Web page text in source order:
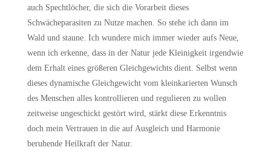
auch Spechtlöcher, die sich die Vorarbeit dieses
Schwächeparasiten zu Nutze machen. So stehe ich dann im
Wald und staune. Ich wundere mich immer wieder aufs Neue,
wenn ich erkenne, dass in der Natur jede Kleinigkeit irgendwie
dem Erhalt eines größeren Gleichgewichts dient. Selbst wenn
dieses dynamische Gleichgewicht vom kleinkarierten Wunsch
des Menschen alles kontrollieren und regulieren zu wollen
zeitweise ungeschickt gestört wird, stärkt diese Erkenntnis
doch mein Vertrauen in die auf Ausgleich und Harmonie
beruhende Heilkraft der Natur.